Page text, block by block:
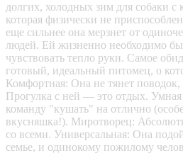
долгих, холодных зим для собаки с
которая физически не
еще сильнее она мерзнет от
людей. Ей жизненно необходимо
чувствовать тепло руки. Самое
готовый, идеальный питомец, о
Комфортная: Она не тянет поводок,
Прогулка с ней — это отдых. Умная
команду "кушать" на отлично
вкусняшка!). Миротворец:
со всеми. Универсальная: Она
семье, и одинокому пожилому